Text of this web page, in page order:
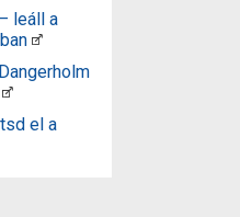
leáll a
el a